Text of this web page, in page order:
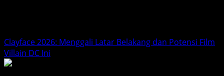
Clayface 2026: Menggali Latar Belakang dan Potensi Film
Villain DC Ini